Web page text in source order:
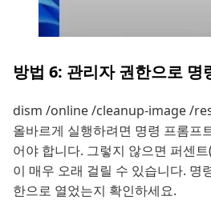
방법 6: 관리자 권한으로 명
dism /online /cleanup-image /
올바르게 실행하려면 명령 프롬프
어야 합니다. 그렇지 않으면 퍼센
이 매우 오래 걸릴 수 있습니다. 명
한으로 열었는지 확인하세요.